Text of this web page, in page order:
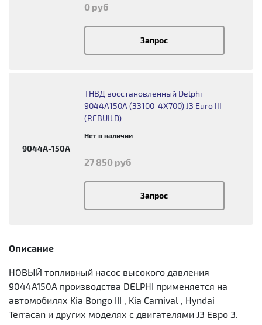
0 руб
Запрос
9044A-150A
ТНВД восстановленный Delphi
9044A150A (33100-4X700) J3 Euro III
(REBUILD)
Нет в наличии
27 850 руб
Запрос
Описание
НОВЫЙ топливный насос высокого давления
9044A150A производства DELPHI применяется на
автомобилях Kia Bongo III , Kia Carnival , Hyndai
Terracan и других моделях с двигателями J3 Евро 3.